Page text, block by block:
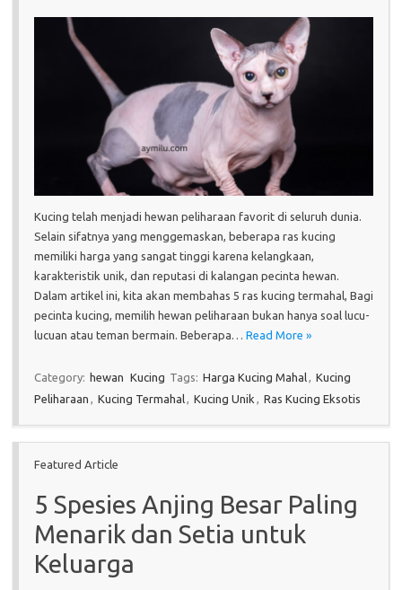
Kucing telah menjadi hewan peliharaan favorit di seluruh dunia.
Selain sifatnya yang menggemaskan, beberapa ras kucing
memiliki harga yang sangat tinggi karena kelangkaan,
karakteristik unik, dan reputasi di kalangan pecinta hewan.
Dalam artikel ini, kita akan membahas 5 ras kucing termahal, Bagi
pecinta kucing, memilih hewan peliharaan bukan hanya soal lucu-
lucuan atau teman bermain. Beberapa… Read More »
Category: hewan Kucing Tags: Harga Kucing Mahal, Kucing
Peliharaan , Kucing Termahal, Kucing Unik , Ras Kucing Eksotis
Featured Article
5 Spesies Anjing Besar Paling
Menarik dan Setia untuk
Keluarga